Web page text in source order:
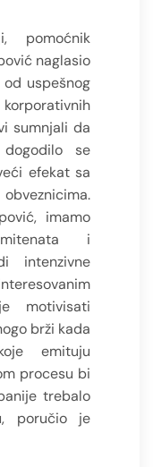
pomoćnik
naglasio
uspešnog
sumnjali da
se
efekat sa
imamo
i
intenzivne
motivisati
brži kada
emituju
procesu bi
trebalo
poručio je